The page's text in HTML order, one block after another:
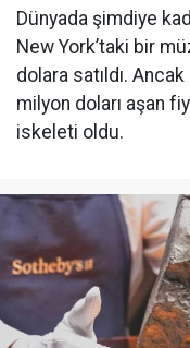
Dünyada şimdiye
New York’taki bir
dolara satıldı.
milyon doları aşan
iskeleti oldu.